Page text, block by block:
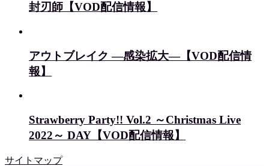
封刃師【VOD配信情報】
アウトブレイク ―感染拡大―【VOD配信情
報】
Strawberry Party!! Vol.2 ～Christmas Live
2022～ DAY【VOD配信情報】
サイトマップ